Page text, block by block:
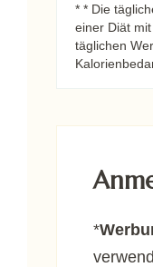
* * Die
einer Diät
täglichen
*